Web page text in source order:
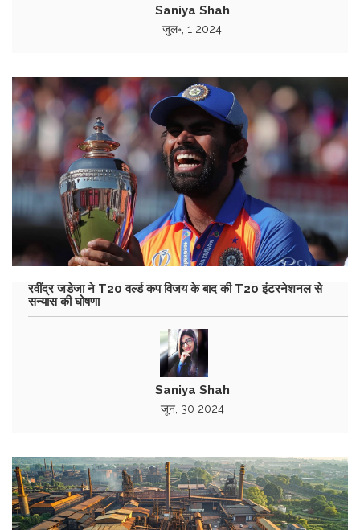
Saniya Shah
जुल॰, 1 2024
रवींद्र जडेजा ने T20 वर्ल्ड कप विजय के बाद की T20 इंटरनेशनल से
सन्यास की घोषणा
Saniya Shah
जून, 30 2024